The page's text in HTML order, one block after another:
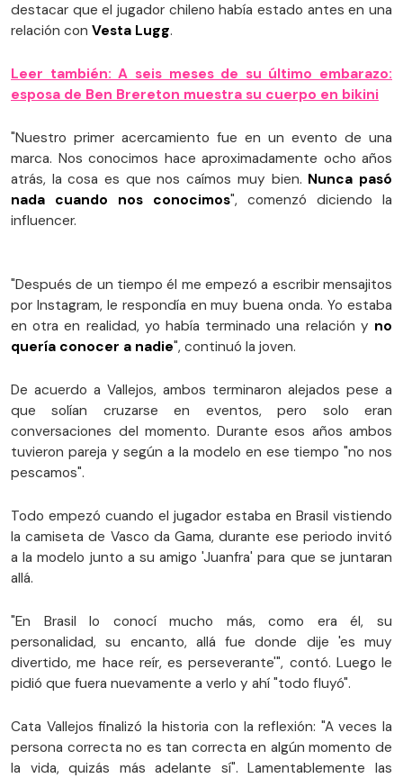
destacar que el jugador chileno había estado antes en una
relación con Vesta Lugg.
Leer también: A seis meses de su último embarazo:
esposa de Ben Brereton muestra su cuerpo en bikini
"Nuestro primer acercamiento fue en un evento de una
marca. Nos conocimos hace aproximadamente ocho años
atrás, la cosa es que nos caímos muy bien. Nunca pasó
nada cuando nos conocimos", comenzó diciendo la
influencer.
"Después de un tiempo él me empezó a escribir mensajitos
por Instagram, le respondía en muy buena onda. Yo estaba
en otra en realidad, yo había terminado una relación y no
quería conocer a nadie", continuó la joven.
De acuerdo a Vallejos, ambos terminaron alejados pese a
que solían cruzarse en eventos, pero solo eran
conversaciones del momento. Durante esos años ambos
tuvieron pareja y según a la modelo en ese tiempo "no nos
pescamos".
Todo empezó cuando el jugador estaba en Brasil vistiendo
la camiseta de Vasco da Gama, durante ese periodo invitó
a la modelo junto a su amigo 'Juanfra' para que se juntaran
allá.
"En Brasil lo conocí mucho más, como era él, su
personalidad, su encanto, allá fue donde dije 'es muy
divertido, me hace reír, es perseverante'", contó. Luego le
pidió que fuera nuevamente a verlo y ahí "todo fluyó".
Cata Vallejos finalizó la historia con la reflexión: "A veces la
persona correcta no es tan correcta en algún momento de
la vida, quizás más adelante sí". Lamentablemente las